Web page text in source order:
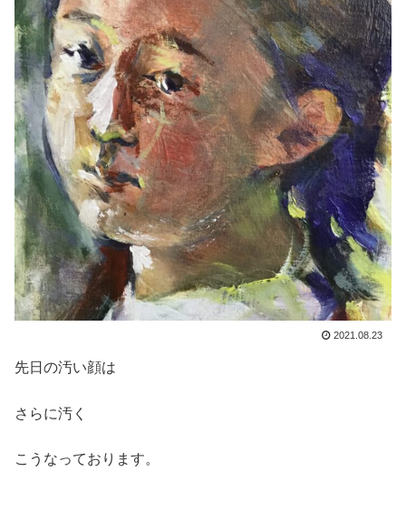
2021.08.23
先日の汚い顔は
さらに汚く
こうなっております。